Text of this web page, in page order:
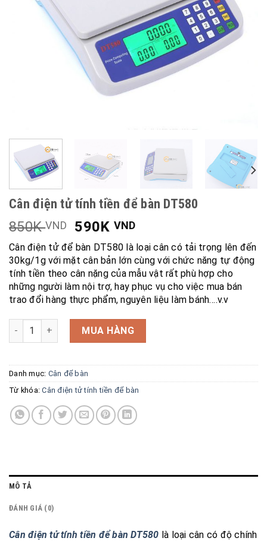
Cân điện tử tính tiền để bàn DT580
850KVND 590K VND
Cân điện tử để bàn DT580 là loại cân có tải trọng lên đến
30kg/1g với mặt cân bản lớn cùng với chức năng tự động
tính tiền theo cân nặng của mẫu vật rất phù hợp cho
những người làm nội trợ, hay phục vụ cho việc mua bán
trao đổi hàng thực phẩm, nguyên liệu làm bánh….v.v
Cân điện tử tính tiền để bàn DT580 số lượng
MUA HÀNG
Danh mục: Cân để bàn
Từ khóa:Cân điện tử tính tiền để bàn
MÔ TẢ
ĐÁNH GIÁ (0)
Cân điện tử tính tiền để bàn DT580 là loại cân có độ chính